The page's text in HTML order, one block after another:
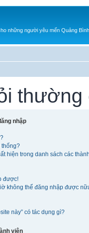
những người yêu mến Quảng Bình
thường
nhập
thống?
hiện trong danh sách các
được!
không thể đăng nhập được
này” có tác dụng gì?
viên